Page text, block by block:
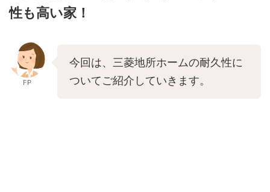
性も高い家！
FP
今回は、三菱地所ホームの耐久性に
ついてご紹介していきます。